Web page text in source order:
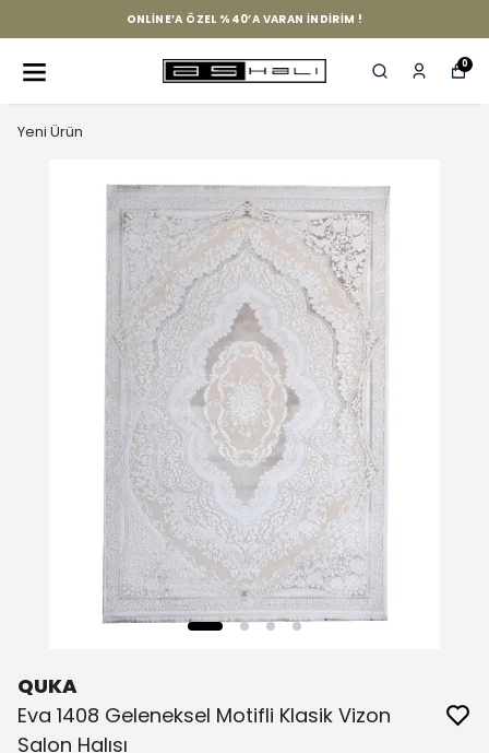
ONLINE’A ÖZEL %40’A VARAN İNDIRIM !
0
Yeni Ürün
QUKA
Eva 1408 Geleneksel Motifli Klasik Vizon
Salon Halısı